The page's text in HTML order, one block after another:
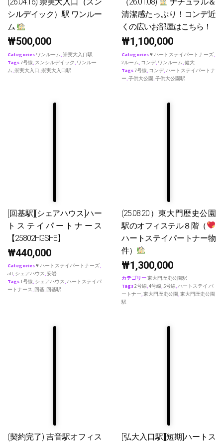
(26.04.16) 崇実大入口（スン
シルデイック）駅 ワンルー
ム
₩500,000
Categories ワンルーム,崇実大入口駅
Tags7号線, スンシルデイック , ワンルー
ム,崇実大入口,崇実大入口駅
（26.01.08)
ナチュラル＆
清潔感たっぷり！コンデ近
くの広いお部屋はこちら！
₩1,100,000
Categories♥ ハートステイパートナーズ,
2ルーム, コンデ, ワンルーム,健大
Tags7号線, コンデ,ハートステイパートナ
ー,子供大公園,子供大公園駅
[回基駅][シェアハウス]ハー
トステイパートナース
【25802HGSHE】
₩440,000
Categories♥ ハートステイパートナーズ,
all, シェアハウス,安岩
Tags1号線, シェアハウス,ハートステイパ
ートナース, 回基, 回基駅
(25.08.20）東大門歴史公園
駅のオフィステル８階（
ハートステイパートナー物
件）
₩1,300,000
カテゴリー東大門歴史公園駅
Tags2号線,4号線, 5号線,ハートステイ パ
ートナー,東大門歴史公園,東大門歴史公園
駅
(契約完了) 吉音駅オフィス
[弘大入口駅][短期]ハートス